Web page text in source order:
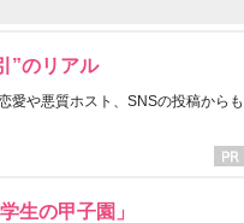
”のリアル
愛や悪質ホスト、SNSの投稿からも
生の甲子園」